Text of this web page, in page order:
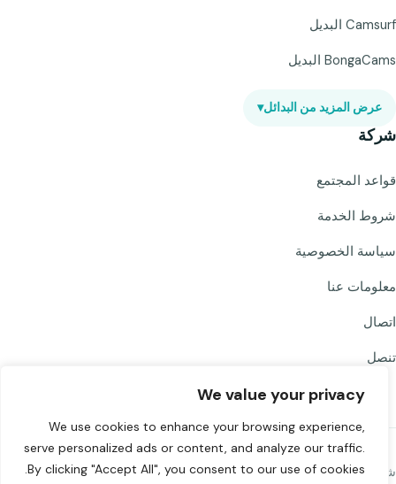
We value your privacy
We use cookies to enhance your browsing experience,
serve personalized ads or content, and analyze our traffic.
By clicking "Accept All", you consent to our use of cookies.
Camsurf البديل
BongaCams البديل
عرض المزيد من البدائل▾
شركة
قواعد المجتمع
شروط الخدمة
سياسة الخصوصية
معلومات عنا
اتصال
تنصل
شارك Chat to Strangers